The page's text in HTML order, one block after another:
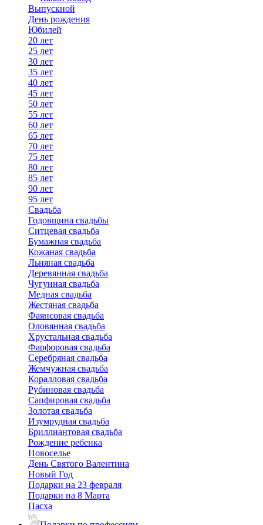
Выпускной
День рождения
Юбилей
20 лет
25 лет
30 лет
35 лет
40 лет
45 лет
50 лет
55 лет
60 лет
65 лет
70 лет
75 лет
80 лет
85 лет
90 лет
95 лет
Свадьба
Годовщина свадьбы
Ситцевая свадьба
Бумажная свадьба
Кожаная свадьба
Льняная свадьба
Деревянная свадьба
Чугунная свадьба
Медная свадьба
Жестяная свадьба
Фаянсовая свадьба
Оловянная свадьба
Хрустальная свадьба
Фарфоровая свадьба
Серебряная свадьба
Жемчужная свадьба
Коралловая свадьба
Рубиновая свадьба
Сапфировая свадьба
Золотая свадьба
Изумрудная свадьба
Бриллиантовая свадьба
Рождение ребенка
Новоселье
День Святого Валентина
Новый Год
Подарки на 23 февраля
Подарки на 8 Марта
Пасха